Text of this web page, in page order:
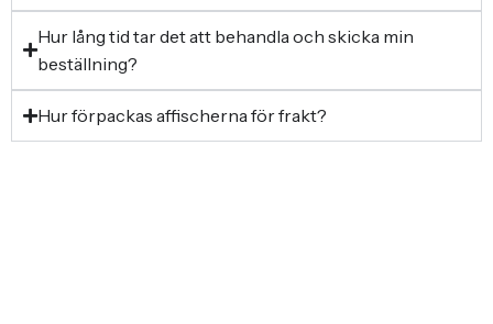
Hur lång tid tar det att behandla och skicka min
beställning?
Hur förpackas affischerna för frakt?